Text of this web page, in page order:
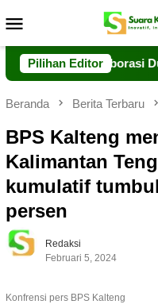
ke
Mobile
Pilihan Editor
Kolaborasi Dukung
Beranda Berita Terbaru
BPS Kalteng
Kalimantan
kumulatif
persen
Redaksi
Februari 5, 2024
Konfrensi pers BPS Kalteng